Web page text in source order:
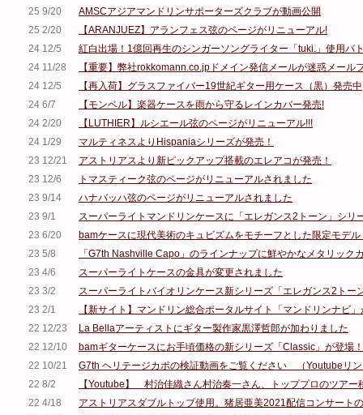
25 9/20
AMSCアジアマンドリンサポーターズクラブが動画公開
25 2/20
【ARANJUEZ】アランフェス弦のページがリニューアル!
24 12/5
紅白出場！1億回再生のシンガーソングライター「tuki.」使用バ
24 11/28
【重要】弊社rokkomann.co.jpドメイン発信メールが迷惑メー
24 12/5
【再入荷】グラスファイバー19世紀ギター用ケース（黒）発売中
24 6/7
【モンベル】楽器ケースを雨から守るレインカバー発売!
24 2/20
【LUTHIER】ルシエール弦のページがリニューアル!!!
24 1/29
マルティネスよりHispaniaシリーズが発売！
23 12/21
アストリアスより新ピックアップ搭載のエレアコが発売！
23 12/6
トマスティーク弦のページがリニューアルされました
23 9/14
ハナバッハ弦のページがリニューアルされました
23 9/1
スーパーライトマンドリンケースに「エレガンス2トーン」シリ
23 6/20
bamケースに現代美術のキュビズムをモチーフとした限定モデ
23 5/8
「G7th Nashville Capo」のラインナップに鮮やかなメタリック
23 4/6
スーパーライトケースの金具が変更されました
23 3/2
スーパーライトバイオリンケース新シリーズ「エレガンス2トー
23 2/1
【新サイト】マンドリン総合ポータルサイト「マンドリンナビ
22 12/23
La Bellaアーティストにギター製作家黒澤哲郎が加わりました
22 12/10
bamギターケースにお手頃価格の新シリーズ「Classic」が登場！
22 10/21
G7th ヘリテージカポの検証動画をご覧ください （Youtubeリ
22 8/2
【Youtube】 村治佳織さん村治奏一さん、トッププロのツア
22 4/18
アストリアスダブルトップ使用。猪居亜美2021配信コンサート